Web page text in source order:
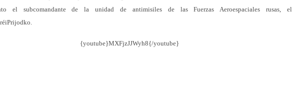
el subcomandante de la unidad de antimisiles de las Fuerzas Aeroespaciales rusas, el
{youtube}MXFjzJJWyh8{/youtube}